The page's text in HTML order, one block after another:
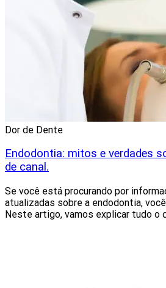
Dor de Dente
Endodontia: mitos e verdades
de canal.
Se você está procurando por
atualizadas sobre a endodontia,
Neste artigo, vamos explicar tudo o